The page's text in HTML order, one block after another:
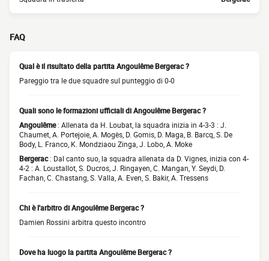
FAQ
Qual è il risultato della partita Angoulême Bergerac ?
Pareggio tra le due squadre sul punteggio di 0-0
Quali sono le formazioni ufficiali di Angoulême Bergerac ?
Angoulême: Allenata da H. Loubat, la squadra inizia in 4-3-3 : J.
Chaumet, A. Portejoie, A. Mogès, D. Gomis, D. Maga, B. Barcq, S. De
Body, L. Franco, K. Mondziaou Zinga, J. Lobo, A. Moke
Bergerac: Dal canto suo, la squadra allenata da D. Vignes, inizia con 4-
4-2 : A. Loustallot, S. Ducros, J. Ringayen, C. Mangan, Y. Seydi, D.
Fachan, C. Chastang, S. Valla, A. Even, S. Bakir, A. Tressens
Chi è l'arbitro di Angoulême Bergerac ?
Damien Rossini arbitra questo incontro
Dove ha luogo la partita Angoulême Bergerac ?